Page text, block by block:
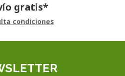
gratis*
condiciones